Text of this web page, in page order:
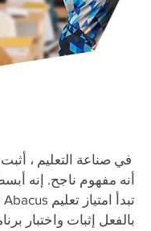
في صناعة التعليم ، أثبت
أنه مفهوم ناجح. إنه
بالفعل إثبات واختبار